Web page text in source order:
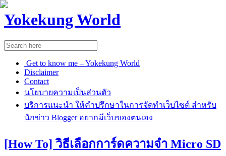
Yokekung World
Get to know me – Yokekung World
Disclaimer
Contact
นโยบายความเป็นส่วนตัว
บริการแนะนำ ให้คำปรึกษาในการจัดทำเว็บไซต์ สำหรับ
นักข่าว Blogger อยากมีเว็บของตนเอง
[How To] วิธีเลือกการ์ดความจำ Micro SD